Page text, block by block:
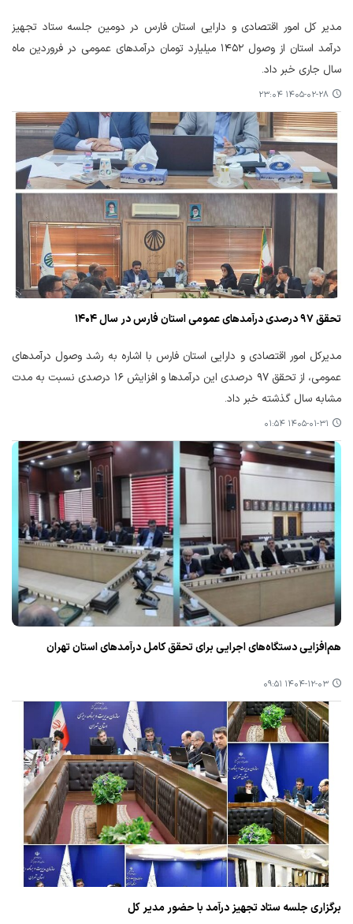
مدیر کل امور اقتصادی و دارایی استان فارس در دومین جلسه ستاد تجهیز
درآمد استان از وصول ۱۴۵۲ میلیارد تومان درآمدهای عمومی در فروردین ماه
سال جاری خبر داد.
۱۴۰۵-۰۲-۲۸ ۲۳:۰۴
تحقق ۹۷ درصدی درآمدهای عمومی استان فارس در سال ۱۴۰۴
مدیرکل امور اقتصادی و دارایی استان فارس با اشاره به رشد وصول درآمدهای
عمومی، از تحقق ۹۷ درصدی این درآمدها و افزایش ۱۶ درصدی نسبت به مدت
مشابه سال گذشته خبر داد.
۱۴۰۵-۰۱-۳۱ ۰۱:۵۴
هم‌افزایی دستگاه‌های اجرایی برای تحقق کامل درآمدهای استان تهران
۱۴۰۴-۱۲-۰۳ ۰۹:۵۱
برگزاری جلسه ستاد تجهیز درآمد با حضور مدیر کل